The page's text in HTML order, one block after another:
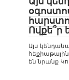
Ովքե՞ր
Այս
հեքիաթային
են նրանք